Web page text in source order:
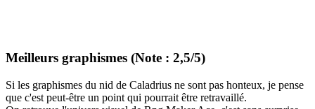
Meilleurs graphismes (Note : 2,5/5)
Si les graphismes du nid de Caladrius ne sont pas honteux, je pense
que c'est peut-être un point qui pourrait être retravaillé.